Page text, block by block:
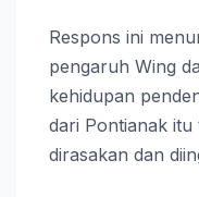
Respons ini
pengaruh Wing
kehidupan
dari Pontianak itu
dirasakan dan